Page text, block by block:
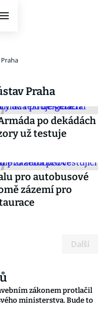
Praha
po dekádách
už testuje
pro autobusové
zázemí pro
Další
zákonem protlačil
ministerstva. Bude to